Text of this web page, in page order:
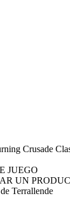
Crusade
JUEGO
UN
Terrallende